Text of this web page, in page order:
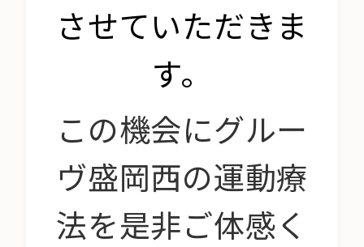
させていただきま
す。
この機会にグルー
ヴ盛岡西の運動療
法を是非ご体感く